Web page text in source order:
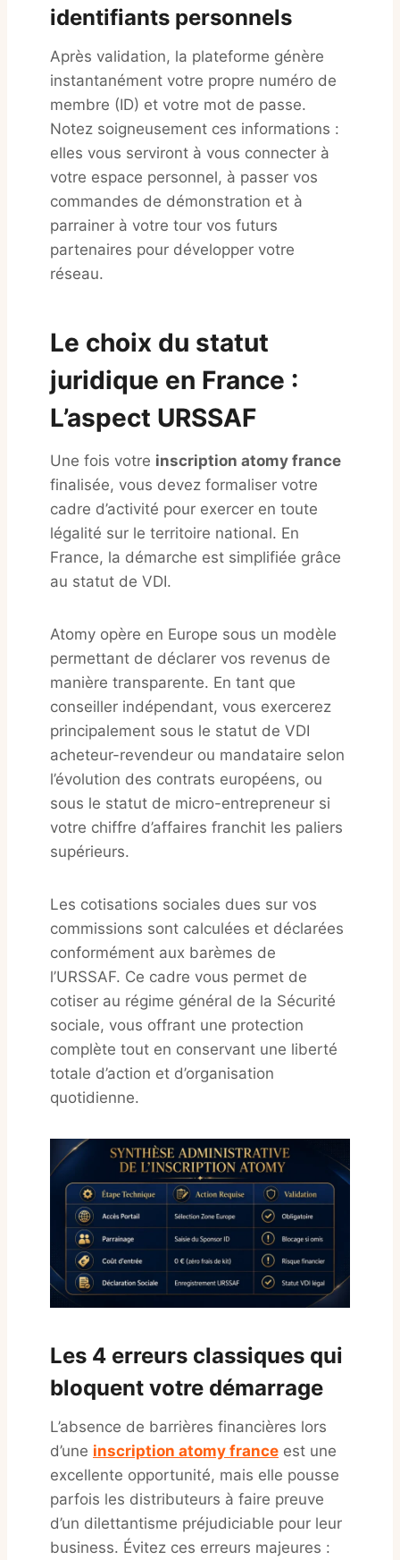
identifiants personnels
Après validation, la plateforme génère
instantanément votre propre numéro de
membre (ID) et votre mot de passe.
Notez soigneusement ces informations :
elles vous serviront à vous connecter à
votre espace personnel, à passer vos
commandes de démonstration et à
parrainer à votre tour vos futurs
partenaires pour développer votre
réseau.
Le choix du statut
juridique en France :
L’aspect URSSAF
Une fois votre inscription atomy france
finalisée, vous devez formaliser votre
cadre d’activité pour exercer en toute
légalité sur le territoire national. En
France, la démarche est simplifiée grâce
au statut de VDI.
Atomy opère en Europe sous un modèle
permettant de déclarer vos revenus de
manière transparente. En tant que
conseiller indépendant, vous exercerez
principalement sous le statut de VDI
acheteur-revendeur ou mandataire selon
l’évolution des contrats européens, ou
sous le statut de micro-entrepreneur si
votre chiffre d’affaires franchit les paliers
supérieurs.
Les cotisations sociales dues sur vos
commissions sont calculées et déclarées
conformément aux barèmes de
l’URSSAF. Ce cadre vous permet de
cotiser au régime général de la Sécurité
sociale, vous offrant une protection
complète tout en conservant une liberté
totale d’action et d’organisation
quotidienne.
Les 4 erreurs classiques qui
bloquent votre démarrage
L’absence de barrières financières lors
d’une inscription atomy france est une
excellente opportunité, mais elle pousse
parfois les distributeurs à faire preuve
d’un dilettantisme préjudiciable pour leur
business. Évitez ces erreurs majeures :